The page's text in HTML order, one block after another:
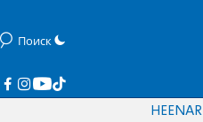
Поиск
HEENAR